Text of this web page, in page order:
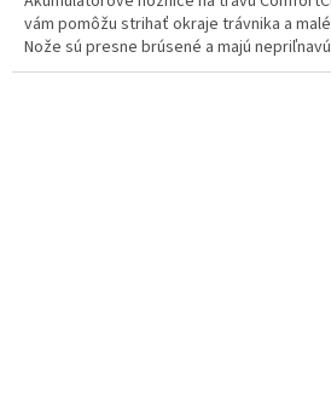
vám pomôžu strihať okraje trávnika a
Nože sú presne brúsené a majú